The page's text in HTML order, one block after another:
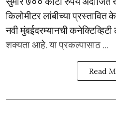
किलोमीटर लांबीच्या
नवी मुंबईदरम्यानची कनेक्टिव्हिटी
शक्यता आहे. या प्रकल्पासाठ ...
Read